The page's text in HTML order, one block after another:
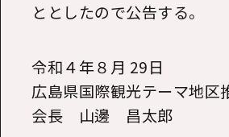
ととしたので公告する。
令和４年８月 29日
広島県国際観光テーマ地区
会長 山邊 昌太郎